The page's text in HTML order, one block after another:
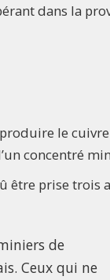
dans la
le
concentré
être prise trois
de
Ceux qui ne